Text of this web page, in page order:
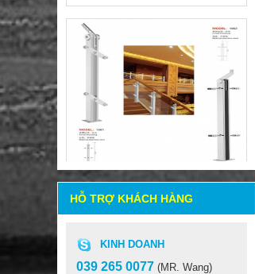
LAN CAN INOX 304-316
Mã sản phẩm: SL-STH-1061 +
SL-STH-1062
Giá: Liên hệ
HỖ TRỢ KHÁCH HÀNG
KINH DOANH
039 265 0077 (MR. Wang)